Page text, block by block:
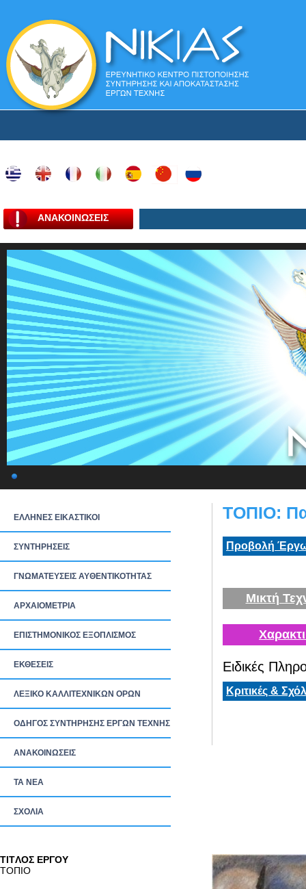
ΑΝΑΚΟΙΝΩΣΕΙΣ
ΕΛΛΗΝΕΣ ΕΙΚΑΣΤΙΚΟΙ
ΣΥΝΤΗΡΗΣΕΙΣ
ΓΝΩΜΑΤΕΥΣΕΙΣ ΑΥΘΕΝΤΙΚΟΤΗΤΑΣ
ΑΡΧΑΙΟΜΕΤΡΙΑ
ΕΠΙΣΤΗΜΟΝΙΚΟΣ ΕΞΟΠΛΙΣΜΟΣ
ΕΚΘΕΣΕΙΣ
ΛΕΞΙΚΟ ΚΑΛΛΙΤΕΧΝΙΚΩΝ ΟΡΩΝ
ΟΔΗΓΟΣ ΣΥΝΤΗΡΗΣΗΣ ΕΡΓΩΝ ΤΕΧΝΗΣ
ΑΝΑΚΟΙΝΩΣΕΙΣ
ΤΑ ΝEΑ
ΣΧΟΛΙΑ
ΤΟΠΙΟ:
Προβολή
Μικτή
Ειδικές
Κριτικές &
TITΛΟΣ ΕΡΓΟΥ
ΤΟΠΙΟ